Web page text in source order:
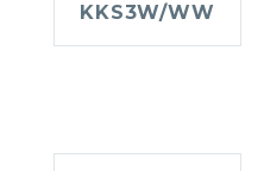
KKS3W/WW